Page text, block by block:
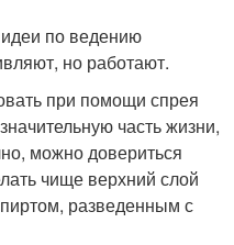
по ведению
но работают.
при помощи спрея
часть жизни,
можно довериться
чище верхний слой
разведенным с